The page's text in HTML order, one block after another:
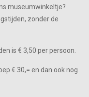
museumwinkeltje?
zonder de
is € 3,50 per persoon.
€ 30,= en dan ook nog